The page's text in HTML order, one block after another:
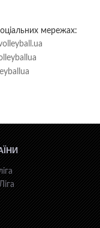
мережах: